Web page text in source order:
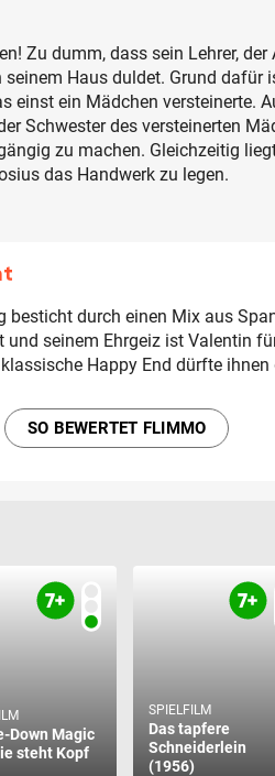
Zu dumm, dass sein Lehrer, der
Haus duldet. Grund dafür
einst ein Mädchen versteinerte.
Schwester des versteinerten
zu machen. Gleichzeitig
das Handwerk zu legen.
besticht durch einen Mix aus
seinem Ehrgeiz ist Valentin
Happy End dürfte
SO BEWERTET FLIMMO
Down Magic
steht Kopf
SPIELFILM
Das tapfere
Schneiderlein
(1956)